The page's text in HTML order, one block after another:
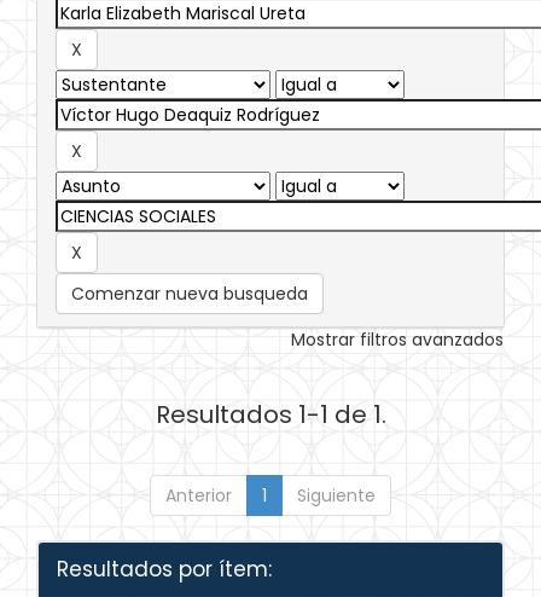
Comenzar nueva busqueda
Mostrar filtros avanzados
Resultados 1-1 de 1.
Anterior 1 Siguiente
Resultados por ítem: